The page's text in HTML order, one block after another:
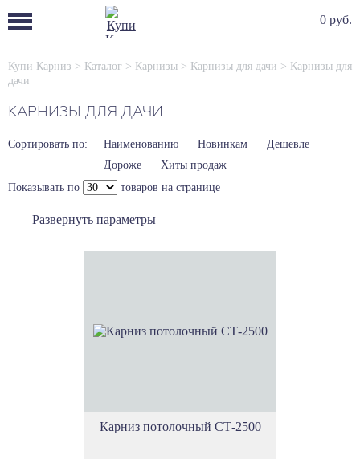
0 руб.
Купи Карниз > Каталог > Карнизы > Карнизы для дачи > Карнизы для
дачи
КАРНИЗЫ ДЛЯ ДАЧИ
Сортировать по: Наименованию Новинкам
Дешевле
Дороже
Хиты продаж
Показывать по
товаров на странице
Развернуть параметры
Карниз потолочный СТ-2500